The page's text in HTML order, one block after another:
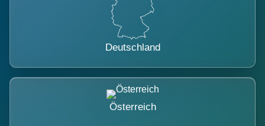
Deutschland
Österreich